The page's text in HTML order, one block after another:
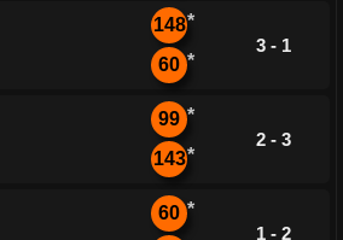
148*
60 *
3 - 1
99 *
143*
2 - 3
60 *
1 - 2